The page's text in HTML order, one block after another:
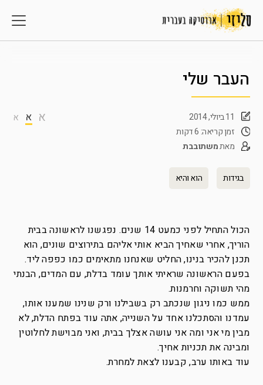
העבר שלי
א א א
11 ביולי, 2014
זמן קריאה: 6 דקות
מאתמשתובבת
בגידות הוא והיא
הכול התחיל לפני כמעט 14 שנים. נפגשנו לראשונה בבית
הוריך, אחרי שאחיך הביא אותי אליהם בתירוצים שונים, הוא
תכנן להכיר בנינו, החליט שאנחנו מתאימים כמו כפפה ליד.
בפעם הראשונה שראיתי אותך עומד בדלת, עם המדים, הבנתי
מהי תשוקה וחרמנות.
ממש כמו ניגון שנכתב רק בשבילנו ורק שנינו שמענו אותו,
עמדנו והסתכלנו אחד על השנייה, אתה עוד בפתח הדלת, לא
מבין מי אני ומה אני עושה אצלך בבית, ואני מבוישת לחלוטין
ומבינה את תכניות אחיך.
עוד באותו ערב, קבענו לצאת למחרת.